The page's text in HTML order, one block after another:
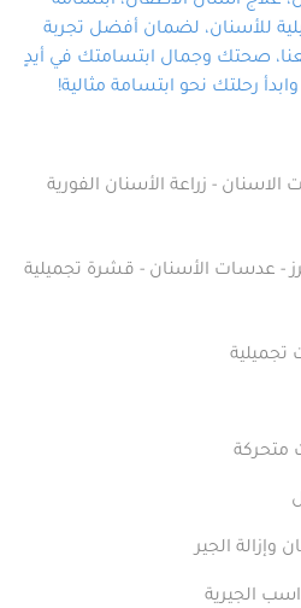
للأسنان، لضمان أفضل تجربة
صحتك وجمال ابتسامتك في أيدٍ
رحلتك نحو ابتسامة مثالية!
الاسنان - زراعة الأسنان الفورية
- عدسات الأسنان - قشرة تجميلية
متحركة
وإزالة الجير
الجيرية